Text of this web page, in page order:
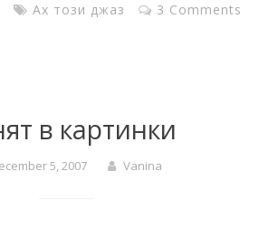
Ах този джаз 3 Comments
в картинки
5, 2007 Vanina